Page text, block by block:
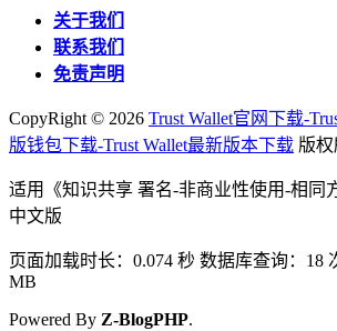
关于我们
联系我们
免责声明
CopyRight © 2026 Trust Wallet官网下载-
版钱包下载-Trust Wallet最新版本下载 版
适用《知识共享 署名-非商业性使用-相同
中文版
页面加载时长：0.074 秒 数据库查询：18
MB
Powered By Z-BlogPHP.